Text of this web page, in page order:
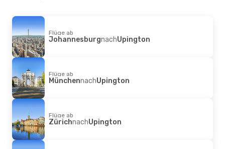
Flüge ab
JohannesburgnachUpington
Flüge ab
MünchennachUpington
Flüge ab
ZürichnachUpington